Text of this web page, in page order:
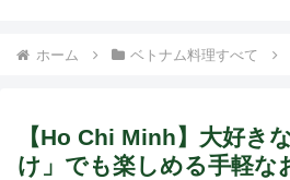
ホーム ベトナム料理すべて
【Ho Chi Minh】大好き
け」でも楽しめる手軽な